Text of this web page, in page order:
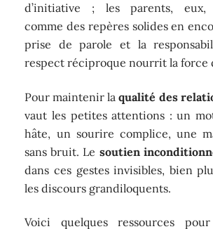
d’initiative ; les parents, eux,
comme des repères solides en
prise de parole et la
respect réciproque nourrit la force
Pour maintenir laqualité des
vaut les petites attentions : un
hâte, un sourire complice, une
sans bruit. Le soutien
dans ces gestes invisibles, bien
les discours grandiloquents.
Voici quelques ressources